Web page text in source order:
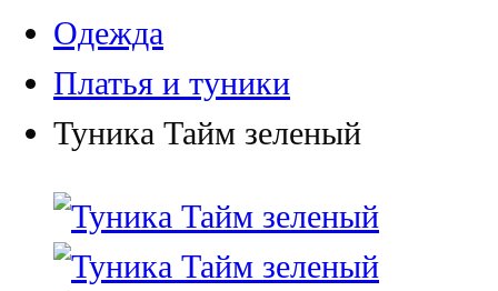
Одежда
Платья и туники
Туника Тайм зеленый